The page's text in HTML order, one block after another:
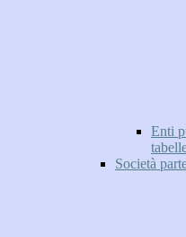
Enti
Società